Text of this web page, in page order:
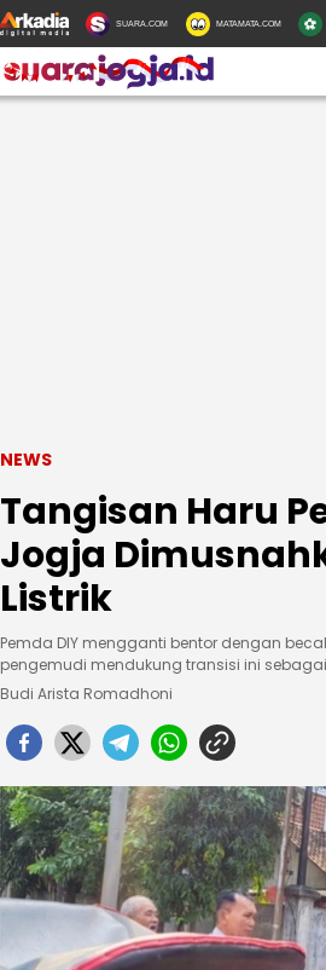
SUARA.COM MATAMATA.COM
NEWS
Tangisan Haru
Jogja
Listrik
Pemda DIY mengganti bentor dengan
pengemudi mendukung transisi ini
Budi Arista Romadhoni